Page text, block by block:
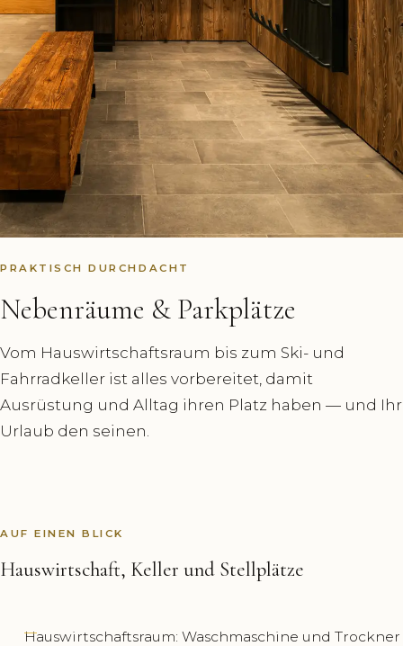
PRAKTISCH DURCHDACHT
Nebenräume & Parkplätze
Vom Hauswirtschaftsraum bis zum Ski- und
Fahrradkeller ist alles vorbereitet, damit
Ausrüstung und Alltag ihren Platz haben — und Ihr
Urlaub den seinen.
AUF EINEN BLICK
Hauswirtschaft, Keller und Stellplätze
Hauswirtschaftsraum: Waschmaschine und Trockner